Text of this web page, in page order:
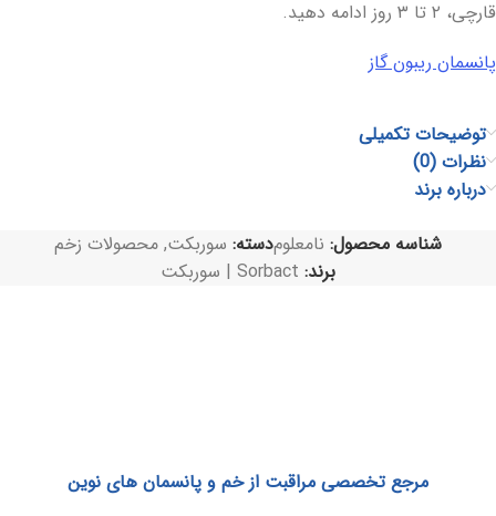
قارچی، ۲ تا ۳ روز ادامه دهید.
پانسمان ریبون گاز
توضیحات تکمیلی
نظرات (0)
درباره برند
شناسه محصول: نامعلومدسته: سوربکت, محصولات زخم
برند: Sorbact | سوربکت
مرجع تخصصی مراقبت از خم و پانسمان های نوین